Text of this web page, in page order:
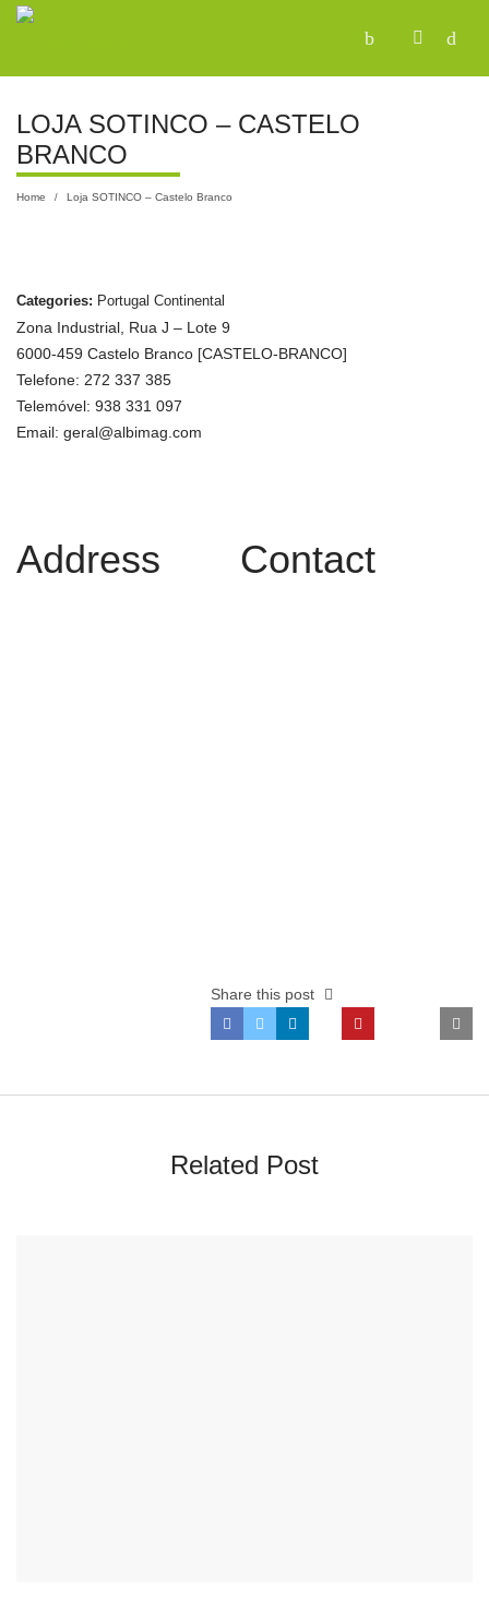
LOJA SOTINCO – CASTELO
BRANCO
Home / Loja SOTINCO – Castelo Branco
Categories: Portugal Continental
Zona Industrial, Rua J – Lote 9
6000-459 Castelo Branco [CASTELO-BRANCO]
Telefone: 272 337 385
Telemóvel: 938 331 097
Email: geral@albimag.com
Address Contact
Share this post
Related Post